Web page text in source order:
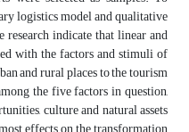
logistics model and qualitative
indicate that linear and
with the factors and stimuli of
and rural places to the tourism
the five factors in question,
culture and natural assets